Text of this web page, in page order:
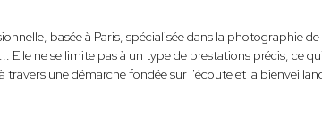
basée à Paris, spécialisée dans la photographie
Elle ne se limite pas à un type de prestations précis, ce
une démarche fondée sur l'écoute et la